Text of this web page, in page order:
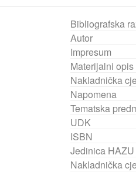
Bibliografska
Autor
Impresum
Materijalni opis
Nakladnička
Napomena
Tematska
UDK
ISBN
Jedinica HAZU
Nakladnička